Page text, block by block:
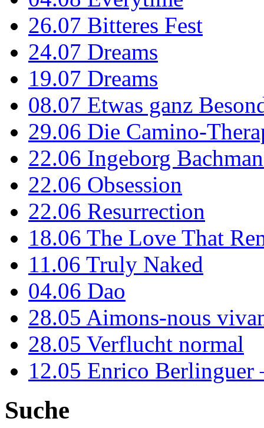
26.07 Bitteres Fest
24.07 Dreams
19.07 Dreams
08.07 Etwas ganz
29.06 Die Camino-
22.06 Ingeborg
22.06 Obsession
22.06 Resurrection
18.06 The Love That
11.06 Truly Naked
04.06 Dao
28.05 Aimons-nous
28.05 Verflucht normal
12.05 Enrico Berlinguer
Suche